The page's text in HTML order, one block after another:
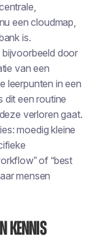
een cloudmap,
is.
door
van een
leerpunten in een
dit een routine
verloren gaat.
moedig kleine
of “best
mensen
kennis